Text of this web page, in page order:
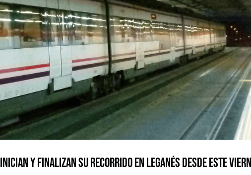
y finalizan su recorrido en Leganés desde este